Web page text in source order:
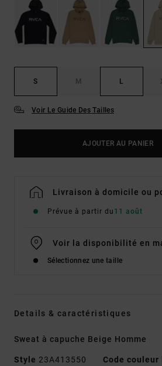
S M L
Voir Le Guide Des Tailles
AJOUTER AU PANIER
Livraison à domicile ou
Prévue à partir du 11 août
Voir la disponibilité en
Sélectionnez une taille
Details & caractéristiques
Sweat à capuche Beige Homme
Style 23A413550 Code couleur